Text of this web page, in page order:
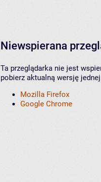
Niewspierana
Ta przeglądarka nie jest
pobierz aktualną wersję
Mozilla Firefox
Google Chrome